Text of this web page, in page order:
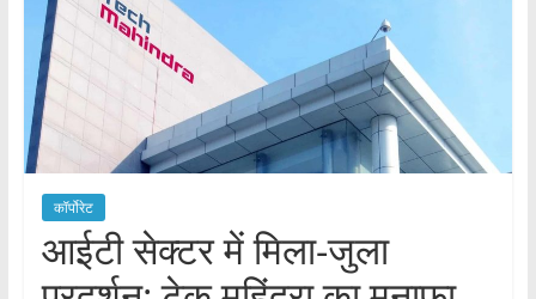
कॉर्पोरेट
आईटी सेक्टर में मिला-जुला